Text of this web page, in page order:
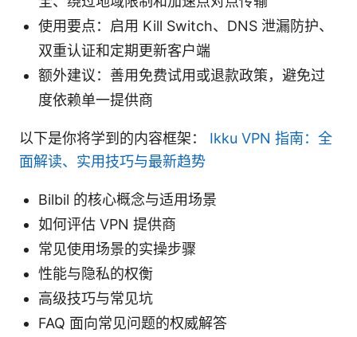
使用要点：启用 Kill Switch、DNS 泄漏防护、
双重认证和定期更新客户端
额外建议：善用免费试用或退款政策，避免过
度依赖单一提供商
以下是你将学到的内容框架： Ikku VPN 指南：全
面解读、实用技巧与最新趋势
Bilbil 的核心概念与适用场景
如何评估 VPN 提供商
常见使用场景的实操步骤
性能与隐私的权衡
高级技巧与常见坑
FAQ 面向常见问题的权威解答